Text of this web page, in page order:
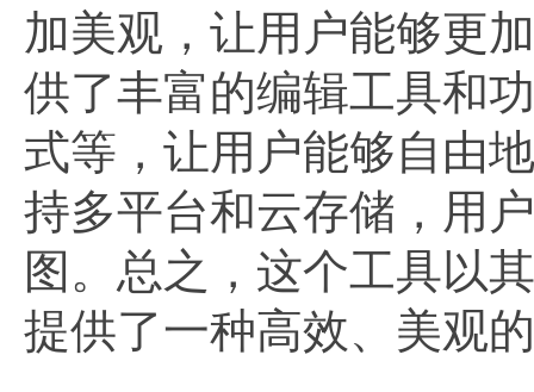
加美观，让用户能够更
供了丰富的编辑工具和
式等，让用户能够自由
持多平台和云存储，用
图。总之，这个工具以
提供了一种高效、美观